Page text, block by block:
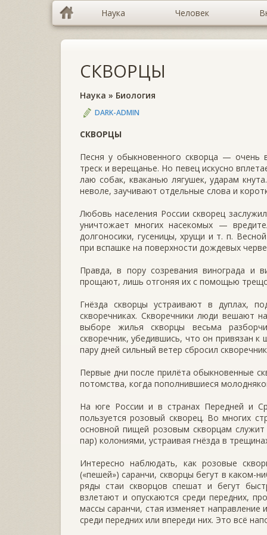
Наука Человек
СКВОРЦЫ
Наука » Биология
DARK-ADMIN
СКВОРЦЫ
Песня у обыкновенного скворца — очень
треск и верещанье. Но певец искусно
лаю собак, кваканью лягушек, ударам
неволе, заучивают отдельные слова и
Любовь населения России скворец
уничтожает многих насекомых —
долгоносики, гусеницы, хрущи и т. п.
при вспашке на поверхности дождевых
Правда, в пору созревания винограда
прощают, лишь отгоняя их с помощью
Гнёзда скворцы устраивают в дуплах,
скворечниках. Скворечники люди ве­шают
выборе жилья скворцы весьма
скворечник, убедившись, что он привязан к
пару дней сильный ветер сбросил
Первые дни после прилёта обыкновенные
потомства, когда пополнивши­еся
На юге России и в странах Передней и
пользуется розовый скворец. Во мно­гих
основной пищей розовым скворцам
пар) колониями, устраивая гнёзда в
Интересно наблюдать, как розовые
(«пешей») саранчи, скворцы бегут в каком-
ряды стаи скворцов спешат и бегут
взлетают и опу­скаются среди передних,
массы саранчи, стая изменяет направление
среди передних или впереди них. Это всё